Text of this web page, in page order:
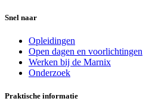
Snel naar
Opleidingen
Open dagen en voorlichtingen
Werken bij de Marnix
Onderzoek
Praktische informatie